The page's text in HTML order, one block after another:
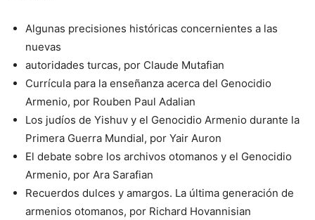
Algunas precisiones históricas concernientes a las
nuevas
autoridades turcas, por Claude Mutafian
Currícula para la enseñanza acerca del Genocidio
Armenio, por Rouben Paul Adalian
Los judíos de Yishuv y el Genocidio Armenio durante la
Primera Guerra Mundial, por Yair Auron
El debate sobre los archivos otomanos y el Genocidio
Armenio, por Ara Sarafian
Recuerdos dulces y amargos. La última generación de
armenios otomanos, por Richard Hovannisian